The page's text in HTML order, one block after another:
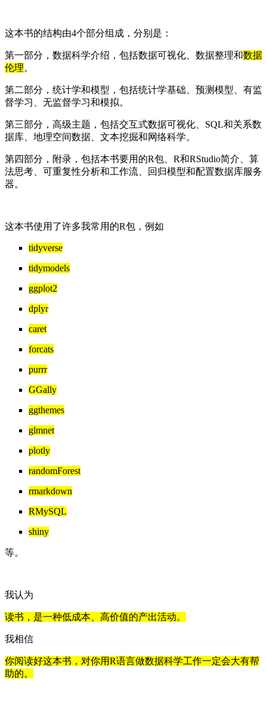
这本书的结构由4个部分组成，分别是：
第一部分，数据科学介绍，包括数据可视化、数据整理和数据
伦理。
第二部分，统计学和模型，包括统计学基础、预测模型、有监
督学习、无监督学习和模拟。
第三部分，高级主题，包括交互式数据可视化、SQL和关系数
据库、地理空间数据、文本挖掘和网络科学。
第四部分，附录，包括本书要用的R包、R和RStudio简介、算
法思考、可重复性分析和工作流、回归模型和配置数据库服务
器。
这本书使用了许多我常用的R包，例如
tidyverse
tidymodels
ggplot2
dplyr
caret
forcats
purrr
GGally
ggthemes
glmnet
plotly
randomForest
rmarkdown
RMySQL
shiny
等。
我认为
读书，是一种低成本、高价值的产出活动。
我相信
你阅读好这本书，对你用R语言做数据科学工作一定会大有帮
助的。